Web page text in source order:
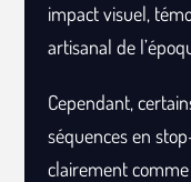
impact visuel,
artisanal de
Cependant,
séquences en
clairement